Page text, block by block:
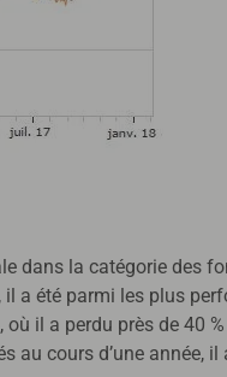
dans la catégorie des
a été parmi les plus
il a perdu près de 40
au cours d’une année,